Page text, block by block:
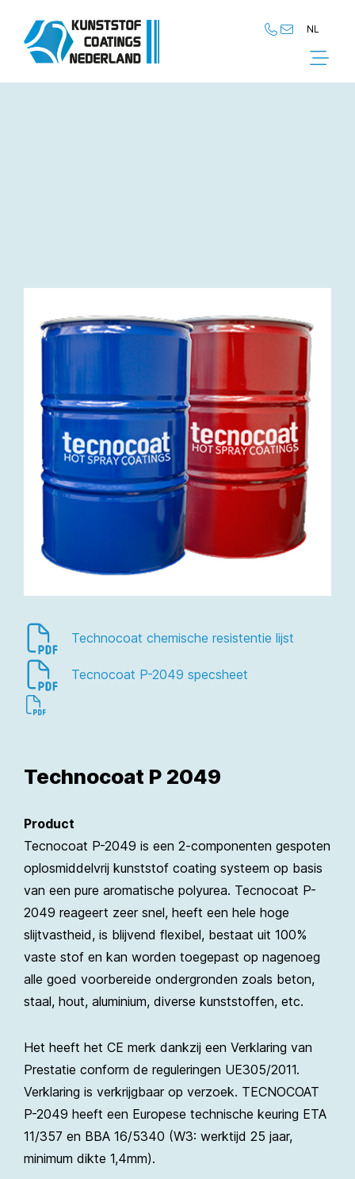
NL
NL
Technocoat chemische resistentie lijst
Tecnocoat P-2049 specsheet
Technocoat P 2049
Product
Tecnocoat P-2049 is een 2-componenten gespoten
oplosmiddelvrij kunststof coating systeem op basis
van een pure aromatische polyurea. Tecnocoat P-
2049 reageert zeer snel, heeft een hele hoge
slijtvastheid, is blijvend flexibel, bestaat uit 100%
vaste stof en kan worden toegepast op nagenoeg
alle goed voorbereide ondergronden zoals beton,
staal, hout, aluminium, diverse kunststoffen, etc.
Het heeft het CE merk dankzij een Verklaring van
Prestatie conform de reguleringen UE305/2011.
Verklaring is verkrijgbaar op verzoek. TECNOCOAT
P-2049 heeft een Europese technische keuring ETA
11/357 en BBA 16/5340 (W3: werktijd 25 jaar,
minimum dikte 1,4mm).